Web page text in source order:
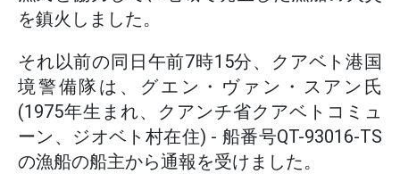
を鎮火しました。
それ以前の同日午前7時15分、クアベト港国
境警備隊は、グエン・ヴァン・スアン氏
(1975年生まれ、クアンチ省クアベトコミュ
ーン、ジオベト村在住) - 船番号QT-93016-TS
の漁船の船主から通報を受けました。